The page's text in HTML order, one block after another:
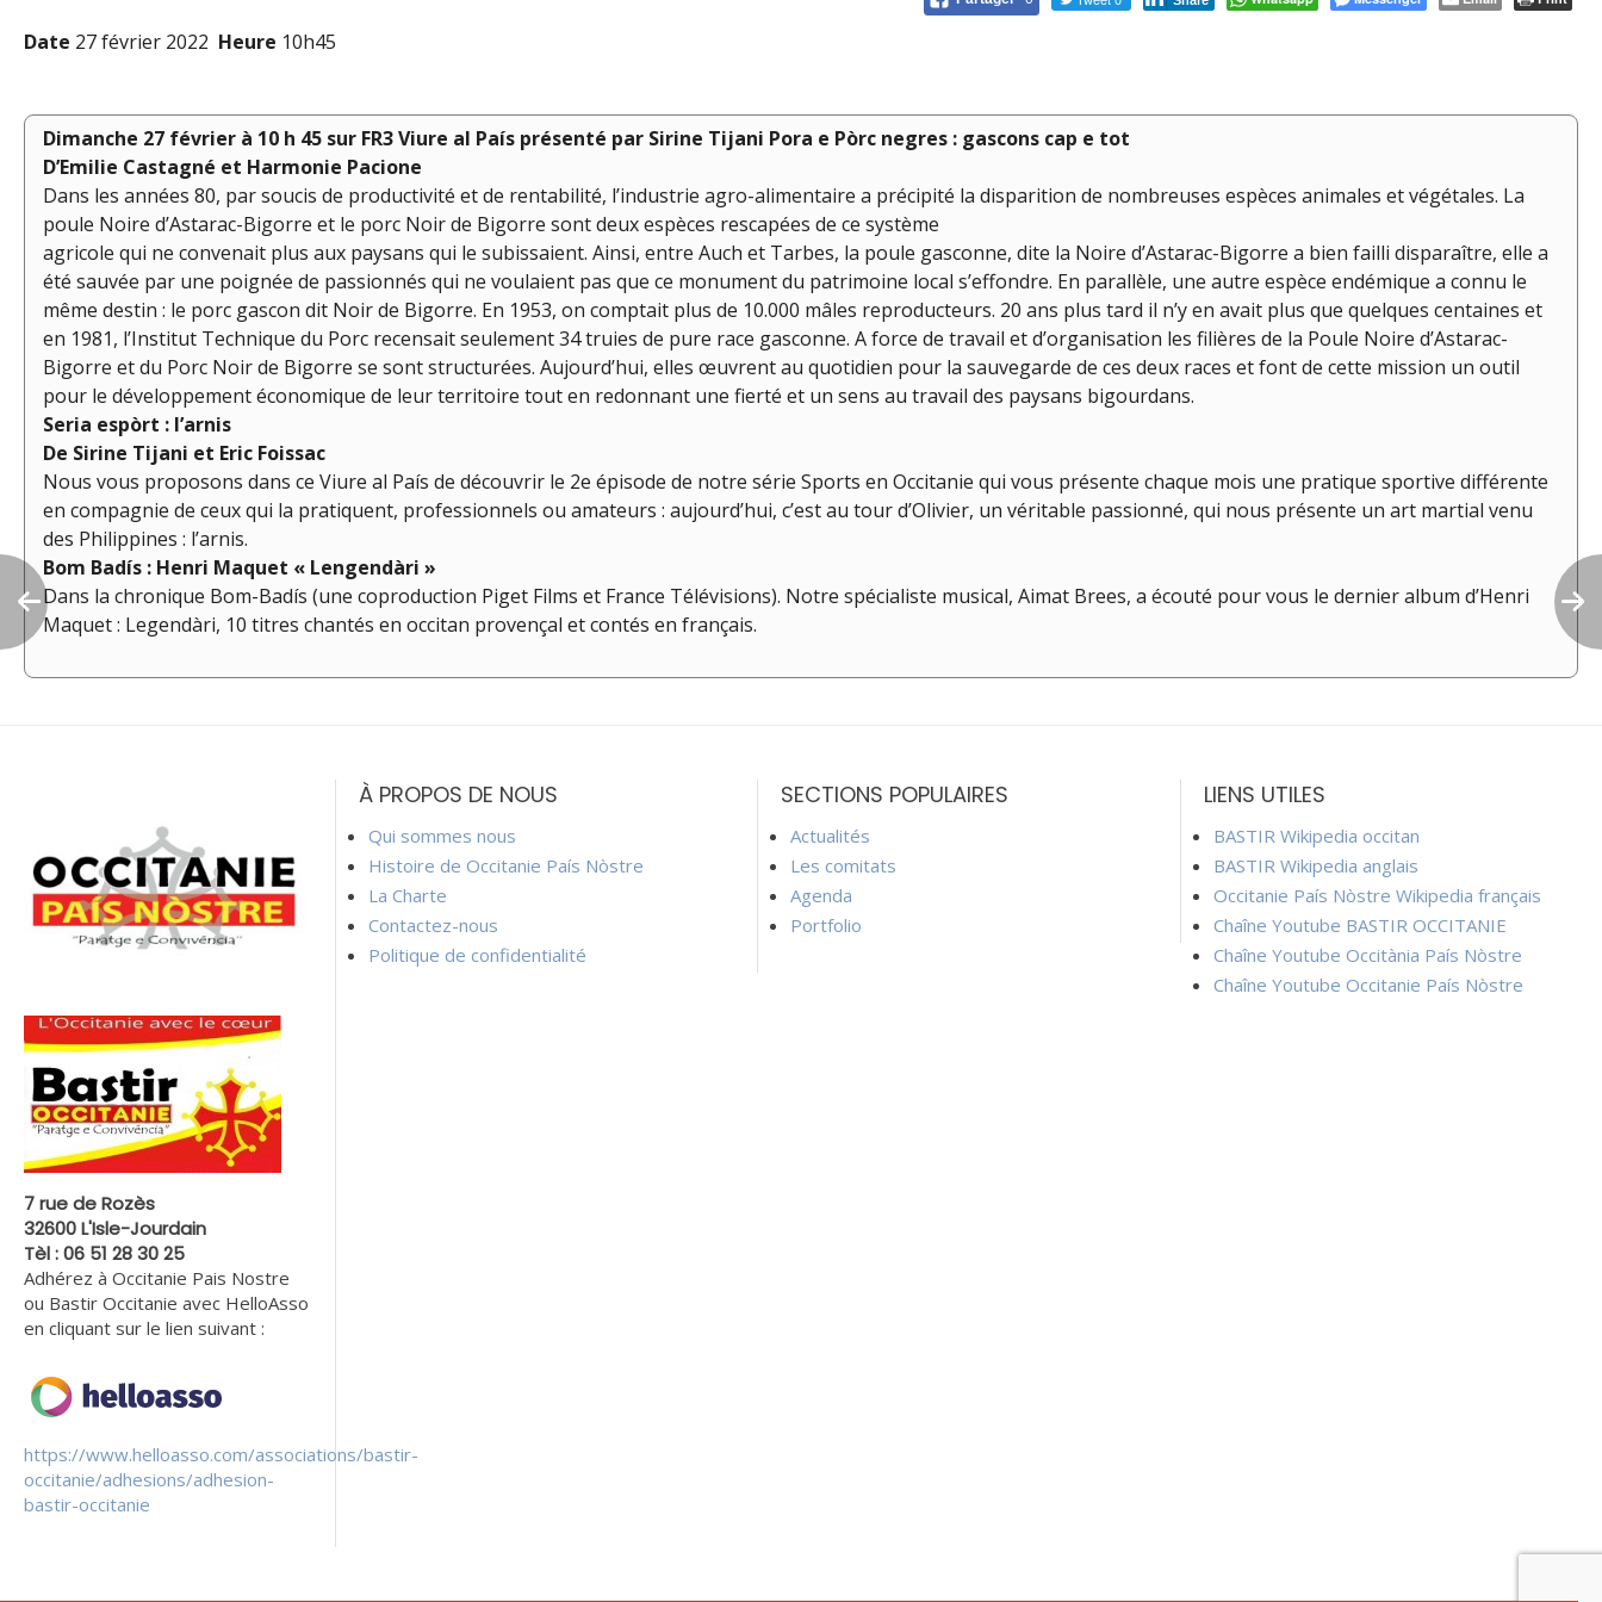
Date 27 février 2022 Heure 10h45
Dimanche 27 février à 10 h 45 sur FR3 Viure al País présenté par Sirine Tijani Pora e Pòrc negres : gascons cap e tot
D’Emilie Castagné et Harmonie Pacione
Dans les années 80, par soucis de productivité et de rentabilité, l’industrie agro-alimentaire a précipité la disparition de nombreuses espèces animales et végétales. La
poule Noire d’Astarac-Bigorre et le porc Noir de Bigorre sont deux espèces rescapées de ce système
agricole qui ne convenait plus aux paysans qui le subissaient. Ainsi, entre Auch et Tarbes, la poule gasconne, dite la Noire d’Astarac-Bigorre a bien failli disparaître, elle a
été sauvée par une poignée de passionnés qui ne voulaient pas que ce monument du patrimoine local s’effondre. En parallèle, une autre espèce endémique a connu le
même destin : le porc gascon dit Noir de Bigorre. En 1953, on comptait plus de 10.000 mâles reproducteurs. 20 ans plus tard il n’y en avait plus que quelques centaines et
en 1981, l’Institut Technique du Porc recensait seulement 34 truies de pure race gasconne. A force de travail et d’organisation les filières de la Poule Noire d’Astarac-
Bigorre et du Porc Noir de Bigorre se sont structurées. Aujourd’hui, elles œuvrent au quotidien pour la sauvegarde de ces deux races et font de cette mission un outil
pour le développement économique de leur territoire tout en redonnant une fierté et un sens au travail des paysans bigourdans.
Seria espòrt : l’arnis
De Sirine Tijani et Eric Foissac
Nous vous proposons dans ce Viure al País de découvrir le 2e épisode de notre série Sports en Occitanie qui vous présente chaque mois une pratique sportive différente
en compagnie de ceux qui la pratiquent, professionnels ou amateurs : aujourd’hui, c’est au tour d’Olivier, un véritable passionné, qui nous présente un art martial venu
des Philippines : l’arnis.
Bom Badís : Henri Maquet « Lengendàri »
Dans la chronique Bom-Badís (une coproduction Piget Films et France Télévisions). Notre spécialiste musical, Aimat Brees, a écouté pour vous le dernier album d’Henri
Maquet : Legendàri, 10 titres chantés en occitan provençal et contés en français.
l’article
7 rue de Rozès
32600 L'Isle-Jourdain
Tèl : 06 51 28 30 25
Adhérez à Occitanie Pais Nostre
ou Bastir Occitanie avec HelloAsso
en cliquant sur le lien suivant :
https://www.helloasso.com/associations/bastir-
occitanie/adhesions/adhesion-
bastir-occitanie
À PROPOS DE NOUS
Qui sommes nous
Histoire de Occitanie País Nòstre
La Charte
Contactez-nous
Politique de confidentialité
SECTIONS POPULAIRES
Actualités
Les comitats
Agenda
Portfolio
LIENS UTILES
BASTIR Wikipedia occitan
BASTIR Wikipedia anglais
Occitanie País Nòstre Wikipedia français
Chaîne Youtube BASTIR OCCITANIE
Chaîne Youtube Occitània País Nòstre
Chaîne Youtube Occitanie País Nòstre